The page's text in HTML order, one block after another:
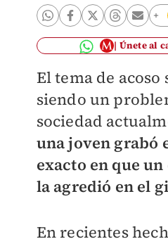
Únete al
El tema de acoso
siendo un
sociedad
una joven grabó
exacto en que
la agredió en el
En recientes